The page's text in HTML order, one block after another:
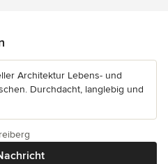
Architektur Lebens- und
Durchdacht, langlebig und